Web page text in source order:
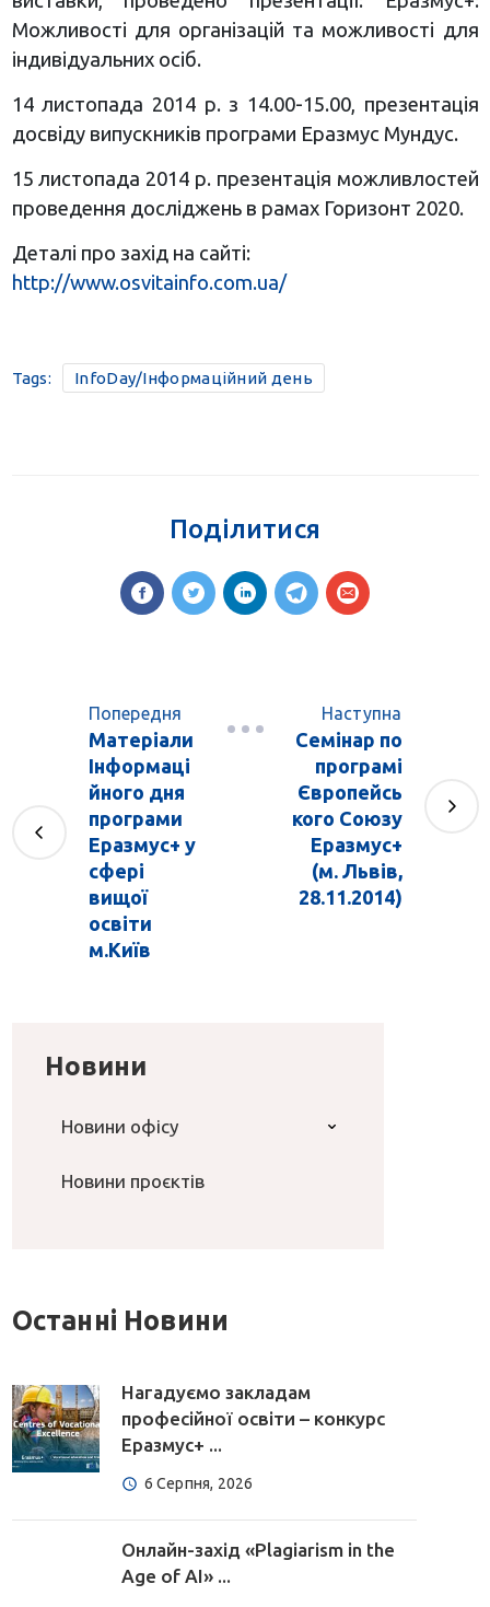
Можливості для організацій та можливості для
індивідуальних осіб.
14 листопада 2014 р. з 14.00-15.00, презентація
досвіду випускників програми Еразмус Мундус.
15 листопада 2014 р. презентація можливлостей
проведення досліджень в рамах Горизонт 2020.
Деталі про захід на сайті:
http://www.osvitainfo.com.ua/
Tags: InfoDay/Інформаційний день
Поділитися
Попередня
Матеріали
Інформаці
йного дня
програми
Еразмус+ у
сфері
вищої
освіти
м.Київ
Наступна
Семінар по
програмі
Європейсь
кого Союзу
Еразмус+
(м. Львів,
28.11.2014)
Новини
Новини офісу
Новини проєктів
Останні Новини
Нагадуємо закладам
професійної освіти – конкурс
Еразмус+ ...
6 Серпня, 2026
Онлайн-захід «Plagiarism in the
Age of AI» ...